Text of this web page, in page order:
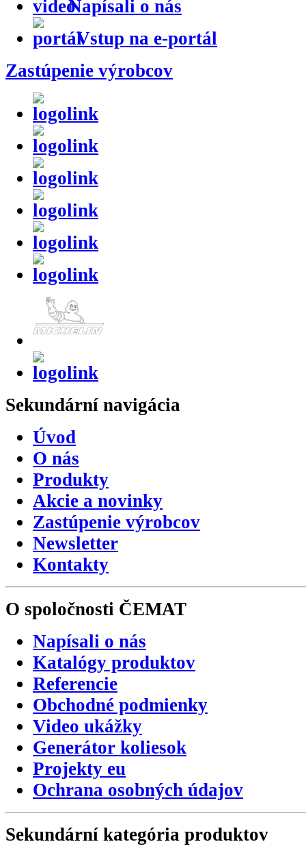
Napísali o nás
Vstup na e-portál
Zastúpenie výrobcov
Sekundární navigácia
Úvod
O nás
Produkty
Akcie a novinky
Zastúpenie výrobcov
Newsletter
Kontakty
O spoločnosti ČEMAT
Napísali o nás
Katalógy produktov
Referencie
Obchodné podmienky
Video ukážky
Generátor koliesok
Projekty eu
Ochrana osobných údajov
Sekundární kategória produktov